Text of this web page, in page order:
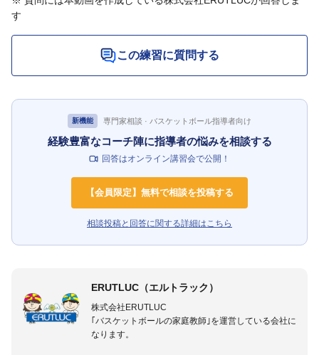
す
この練習に質問する
新機能 専門家相談 · バスケットボール指導者向け
経験豊富なコーチ陣に指導者の悩みを相談する
回答はオンライン講習会で公開！
【会員限定】無料で相談を投稿する
相談投稿と回答に関する詳細はこちら
ERUTLUC（エルトラック）
株式会社ERUTLUC
｢バスケットボールの家庭教師｣を運営している会社に
なります。